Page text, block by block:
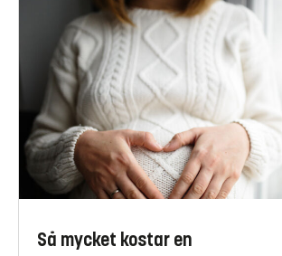
Så mycket kostar en